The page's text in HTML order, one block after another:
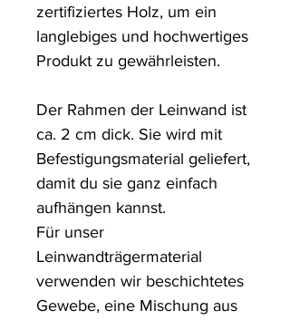
zertifiziertes Holz, um ein
langlebiges und hochwertiges
Produkt zu gewährleisten.
Der Rahmen der Leinwand ist
ca. 2 cm dick. Sie wird mit
Befestigungsmaterial geliefert,
damit du sie ganz einfach
aufhängen kannst.
Für unser
Leinwandträgermaterial
verwenden wir beschichtetes
Gewebe, eine Mischung aus